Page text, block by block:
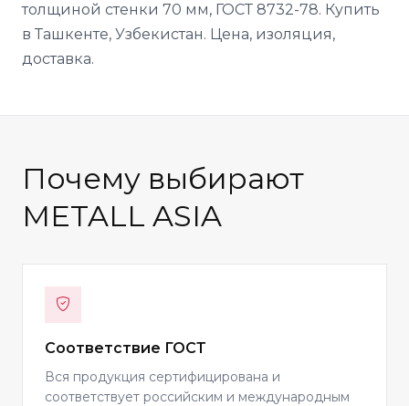
толщиной стенки 70 мм, ГОСТ 8732-78. Купить
в Ташкенте, Узбекистан. Цена, изоляция,
доставка.
Почему выбирают
METALL ASIA
Соответствие ГОСТ
Вся продукция сертифицирована и
соответствует российским и международным